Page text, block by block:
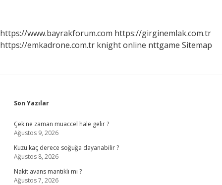
https://www.bayrakforum.com https://girginemlak.com.tr
https://emkadrone.com.tr knight online nttgame Sitemap
Sidebar
Son Yazılar
Çek ne zaman muaccel hale gelir ?
Ağustos 9, 2026
Kuzu kaç derece soğuğa dayanabilir ?
Ağustos 8, 2026
Nakit avans mantıklı mı ?
Ağustos 7, 2026